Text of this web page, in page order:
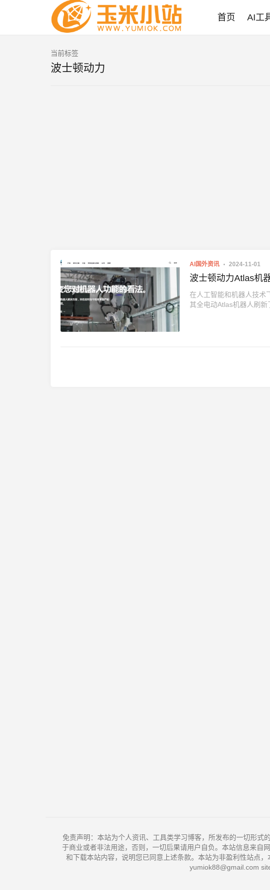
首页 AI工
当前标签
波士顿动力
AI国外资讯 2024-11-01
波士顿动力Atlas机
在人工智能和机器人技术
其全电动Atlas机器人刷新
免责声明：本站为个人资讯、工具类学习博客，所发布的一切形
于商业或者非法用途，否则，一切后果请用户自负。本站信息来自
和下载本站内容，说明您已同意上述条款。本站为非盈利性站点
yumiok88@gmail.com